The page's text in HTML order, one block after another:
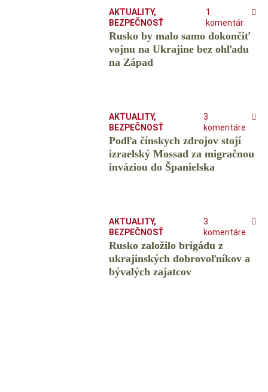
AKTUALITY,
BEZPEČNOSŤ
1
komentár
Rusko by malo samo dokončiť
vojnu na Ukrajine bez ohľadu
na Západ
AKTUALITY,
BEZPEČNOSŤ
3
komentáre
Podľa čínskych zdrojov stojí
izraelský Mossad za migračnou
inváziou do Španielska
AKTUALITY,
BEZPEČNOSŤ
3
komentáre
Rusko založilo brigádu z
ukrajinských dobrovoľníkov a
bývalých zajatcov